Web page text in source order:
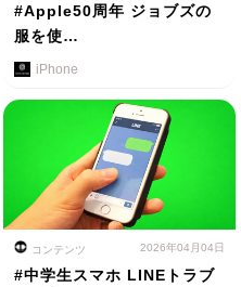
#Apple50周年 ジョブズの
服を使…
iPhone
コンテンツ 2026年04月04日
#中学生スマホ LINEトラブ